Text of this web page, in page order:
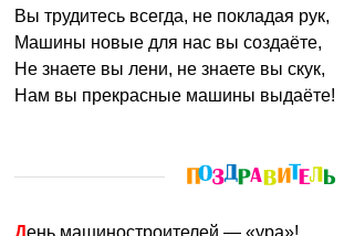
Вы трудитесь всегда, не покладая рук,
Машины новые для нас вы создаёте,
Не знаете вы лени, не знаете вы скук,
Нам вы прекрасные машины выдаёте!
День машиностроителей — «ура»!